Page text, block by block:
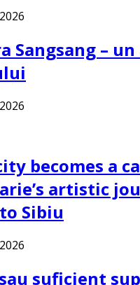
Sangsang – un
becomes a
artistic
Sibiu
suficient